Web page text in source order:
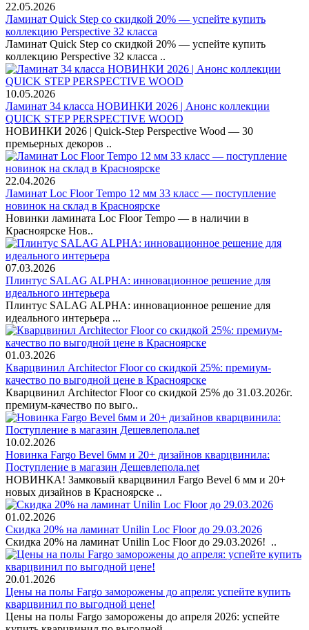
22.05.2026
Ламинат Quick Step со скидкой 20% — успейте купить
коллекцию Perspective 32 класса
Ламинат Quick Step со скидкой 20% — успейте купить
коллекцию Perspective 32 класса ..
10.05.2026
Ламинат 34 класса НОВИНКИ 2026 | Анонс коллекции
QUICK STEP PERSPECTIVE WOOD
НОВИНКИ 2026 | Quick-Step Perspective Wood — 30
премьерных декоров ..
22.04.2026
Ламинат Loc Floor Tempo 12 мм 33 класс — поступление
новинок на склад в Красноярске
Новинки ламината Loc Floor Tempo — в наличии в
Красноярске Нов..
07.03.2026
Плинтус SALAG ALPHA: инновационное решение для
идеального интерьера
Плинтус SALAG ALPHA: инновационное решение для
идеального интерьера ...
01.03.2026
Кварцвинил Architector Floor со скидкой 25%: премиум-
качество по выгодной цене в Красноярске
Кварцвинил Architector Floor со скидкой 25% до 31.03.2026г.
премиум-качество по выго..
10.02.2026
Новинка Fargo Bevel 6мм и 20+ дизайнов кварцвинила:
Поступление в магазин Дешевлепола.net
НОВИНКА! Замковый кварцвинил Fargo Bevel 6 мм и 20+
новых дизайнов в Красноярске ..
01.02.2026
Скидка 20% на ламинат Unilin Loc Floor до 29.03.2026
Скидка 20% на ламинат Unilin Loc Floor до 29.03.2026! ..
20.01.2026
Цены на полы Fargo заморожены до апреля: успейте купить
кварцвинил по выгодной цене!
Цены на полы Fargo заморожены до апреля 2026: успейте